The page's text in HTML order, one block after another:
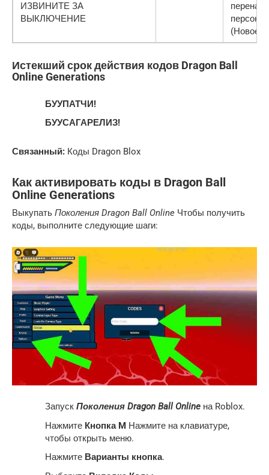
ИЗВИНИТЕ ЗА
ВЫКЛЮЧЕНИЕ
(Новое)
Истекший срок действия кодов Dragon Ball
Online Generations
БУУПАТЧИ!
БУУСАГАРЕЛИЗ!
Связанный: Коды Dragon Blox
Как активировать коды в Dragon Ball
Online Generations
Выкупать Поколения Dragon Ball Online Чтобы получить
коды, выполните следующие шаги:
Запуск Поколения Dragon Ball Online на Roblox.
Нажмите Кнопка M Нажмите на клавиатуре,
чтобы открыть меню.
Нажмите Варианты кнопка.